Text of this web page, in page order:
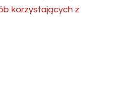
korzystających z